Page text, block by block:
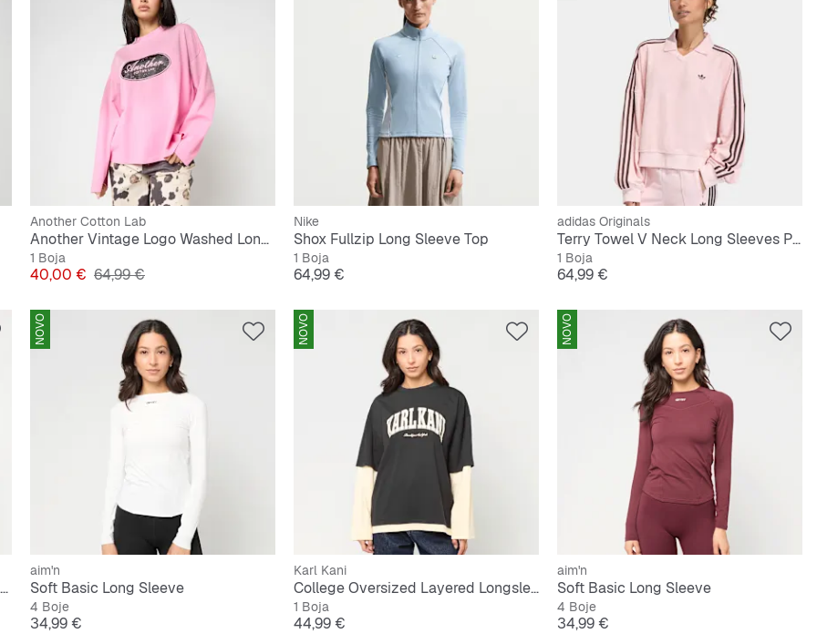
Another Cotton Lab
Another Vintage Logo Washed Longsleeve
1 Boja
Cijena
40,00 € Originalna cijena
64,99 €
Nike
Shox Fullzip Long Sleeve Top
1 Boja
Cijena
64,99 €
adidas Originals
Terry Towel V Neck Long Sleeves Polo Shirt
1 Boja
Cijena
64,99 €
Woven Signature Stripe Oversized Longsleeve
NOVO
aim'n
Soft Basic Long Sleeve
4 Boje
Cijena
34,99 €
NOVO
Karl Kani
College Oversized Layered Longsleeve
1 Boja
Cijena
44,99 €
NOVO
aim'n
Soft Basic Long Sleeve
4 Boje
Cijena
34,99 €